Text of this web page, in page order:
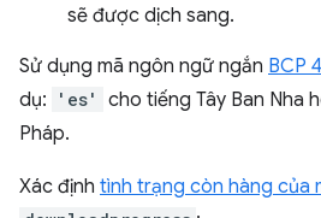
sẽ được dịch sang.
Sử dụng mã ngôn ngữ ngắn BCP
dụ:
'es' cho tiếng Tây Ban Nha
Pháp.
Xác định tình trạng còn hàng của